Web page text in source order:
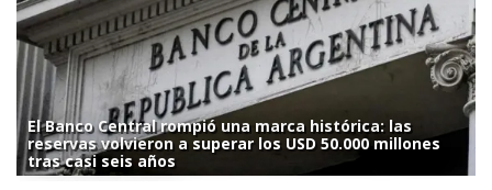
El Banco Central rompió una marca histórica: las
reservas volvieron a superar los USD 50.000 millones
tras casi seis años